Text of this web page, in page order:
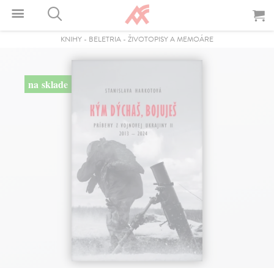
KNIHY - BELETRIA - ŽIVOTOPISY A MEMOÁRE
na sklade